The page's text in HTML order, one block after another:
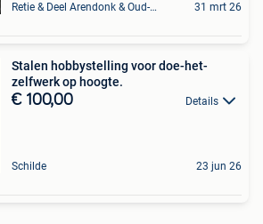
Retie & Deel Arendonk & Oud-Turnhout 31 mrt 26
Stalen hobbystelling voor doe-het-
zelfwerk op hoogte.
€ 100,00 Details
Schilde 23 jun 26